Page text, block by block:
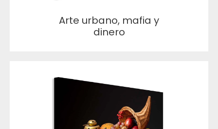
Arte urbano, mafia y
dinero